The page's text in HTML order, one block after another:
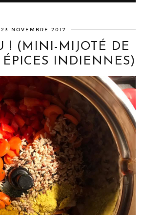
23 NOVEMBRE 2017
! (MINI-MIJOTÉ DE
ÉPICES INDIENNES)